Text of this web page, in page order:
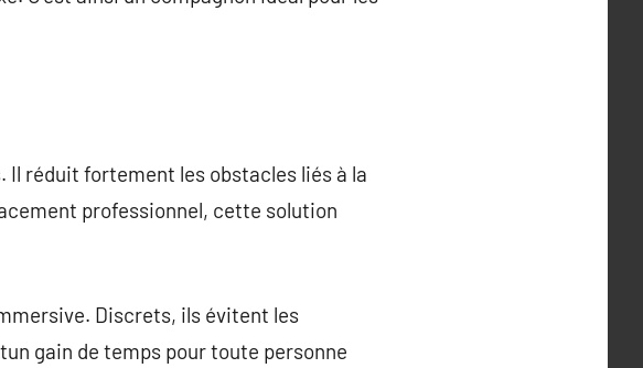
réduit fortement les obstacles liés à la
professionnel, cette solution
Discrets, ils évitent les
gain de temps pour toute personne